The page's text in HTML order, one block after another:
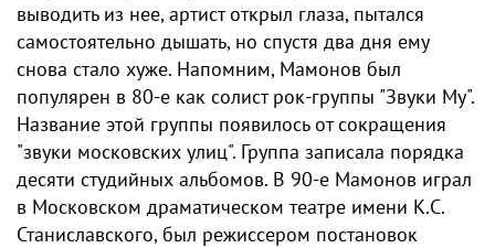
выводить из нее, артист открыл глаза, пытался
самостоятельно дышать, но спустя два дня ему
снова стало хуже. Напомним, Мамонов был
популярен в 80-е как солист рок-группы "Звуки Му".
Название этой группы появилось от сокращения
"звуки московских улиц". Группа записала порядка
десяти студийных альбомов. В 90-е Мамонов играл
в Московском драматическом театре имени К.С.
Станиславского, был режиссером постановок